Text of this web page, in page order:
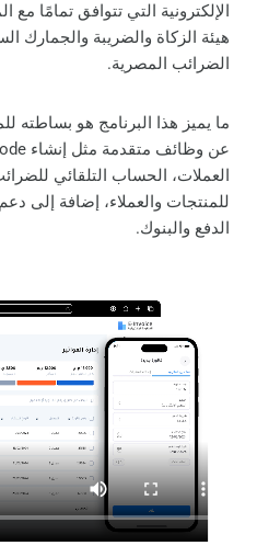
الإلكترونية التي تتوافق تمامًا مع
الضرائب المصرية.
ما يميز هذا البرنامج هو بساطته
العملات، الحساب التلقائي
للمنتجات والعملاء، إضافة
الدفع والبنوك.